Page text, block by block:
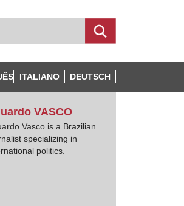
ITALIANO DEUTSCH
VASCO
Vasco is a Brazilian
specializing in
politics.